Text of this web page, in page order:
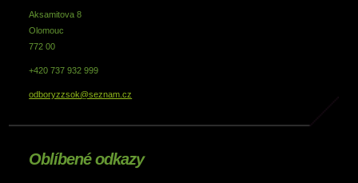
Aksamitova 8
Olomouc
772 00
+420 737 932 999
odboryzzsok@seznam.cz
Oblíbené odkazy